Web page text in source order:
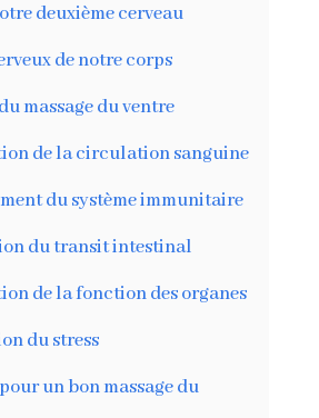
deuxième cerveau
de notre corps
massage du ventre
de la circulation sanguine
du système immunitaire
du transit intestinal
de la fonction des organes
du stress
un bon massage du